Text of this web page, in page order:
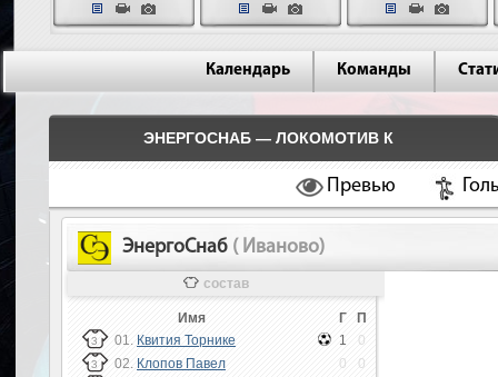
Календарь Команды
ЭНЕРГОСНАБ — ЛОКОМОТИВ К
Превью
ЭнергоСнаб ( Иваново)
состав
Имя Г П
З 01. Квития Торнике 1 0
З 02. Клопов Павел 0 0